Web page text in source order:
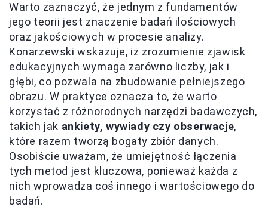
Warto zaznaczyć, że jednym z fundamentów
jego teorii jest znaczenie badań ilościowych
oraz jakościowych w procesie analizy.
Konarzewski wskazuje, iż zrozumienie zjawisk
edukacyjnych wymaga zarówno liczby, jak i
głębi, co pozwala na zbudowanie pełniejszego
obrazu. W praktyce oznacza to, że warto
korzystać z różnorodnych narzędzi badawczych,
takich jak ankiety, wywiady czy obserwacje,
które razem tworzą bogaty zbiór danych.
Osobiście uważam, że umiejętność łączenia
tych metod jest kluczowa, ponieważ każda z
nich wprowadza coś innego i wartościowego do
badań.